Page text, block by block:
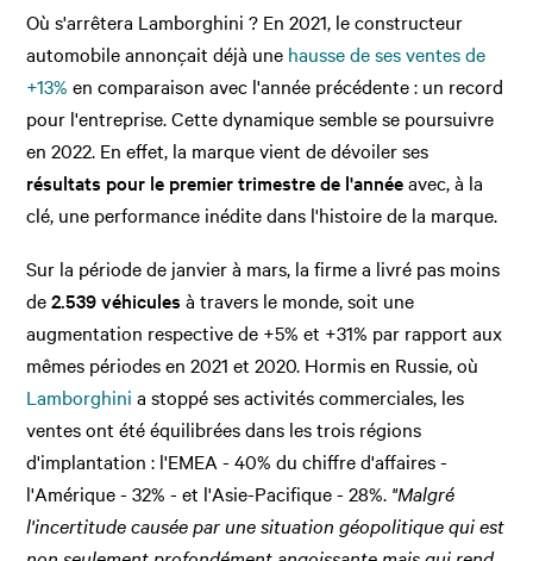
Où s'arrêtera Lamborghini ? En 2021, le constructeur
automobile annonçait déjà une hausse de ses ventes de
+13% en comparaison avec l'année précédente : un record
pour l'entreprise. Cette dynamique semble se poursuivre
en 2022. En effet, la marque vient de dévoiler ses
résultats pour le premier trimestre de l'annéeavec, à la
clé, une performance inédite dans l'histoire de la marque.
Sur la période de janvier à mars, la firme a livré pas moins
de2.539 véhicules à travers le monde, soit une
augmentation respective de +5% et +31% par rapport aux
mêmes périodes en 2021 et 2020. Hormis en Russie, où
Lamborghini a stoppé ses activités commerciales, les
ventes ont été équilibrées dans les trois régions
d'implantation : l'EMEA - 40% du chiffre d'affaires -
l'Amérique - 32% - et l'Asie-Pacifique - 28%. "Malgré
l'incertitude causée par une situation géopolitique qui est